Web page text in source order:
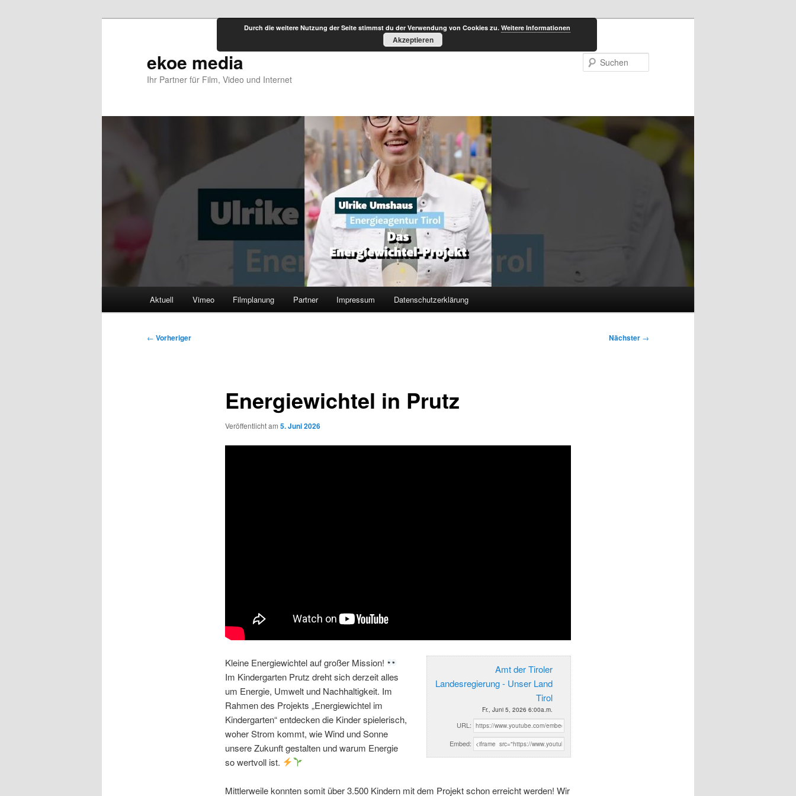
ekoe media
Ihr Partner für Film, Video und Internet
Aktuell Vimeo Filmplanung Partner Impressum Datenschutzerklärung
Beitragsnavigation
← Vorheriger Nächster →
Energiewichtel in Prutz
Veröffentlicht am 5. Juni 2026
Amt der Tiroler
Landesregierung - Unser Land
Tirol
Fr., Juni 5, 2026 6:00a.m.
URL:
Embed:
Kleine Energiewichtel auf großer Mission!
Im Kindergarten Prutz dreht sich derzeit alles
um Energie, Umwelt und Nachhaltigkeit. Im
Rahmen des Projekts „Energiewichtel im
Kindergarten“ entdecken die Kinder spielerisch,
woher Strom kommt, wie Wind und Sonne
unsere Zukunft gestalten und warum Energie
so wertvoll ist.
Mittlerweile konnten somit über 3.500 Kindern mit dem Projekt schon erreicht werden! Wir
Durch die weitere Nutzung der Seite stimmst du der Verwendung von Cookies zu. Weitere Informationen
Akzeptieren